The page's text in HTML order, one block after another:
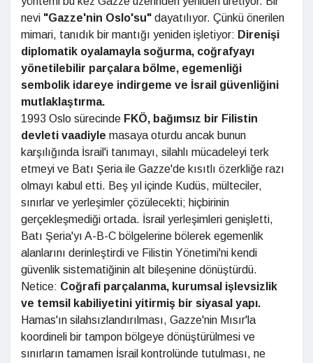
nevi "Gazze'nin Oslo'su" dayatılıyor. Çünkü önerilen
mimari, tanıdık bir mantığı yeniden işletiyor: Direnişi
diplomatik oyalamayla soğurma, coğrafyayı
yönetilebilir parçalara bölme, egemenliği
sembolik idareye indirgeme ve İsrail güvenliğini
mutlaklaştırma.
1993 Oslo sürecinde FKÖ, bağımsız bir Filistin
devleti vaadiyle masaya oturdu ancak bunun
karşılığında İsrail'i tanımayı, silahlı mücadeleyi terk
etmeyi ve Batı Şeria ile Gazze'de kısıtlı özerkliğe razı
olmayı kabul etti. Beş yıl içinde Kudüs, mülteciler,
sınırlar ve yerleşimler çözülecekti; hiçbirinin
gerçekleşmediği ortada. İsrail yerleşimleri genişletti,
Batı Şeria'yı A-B-C bölgelerine bölerek egemenlik
alanlarını derinleştirdi ve Filistin Yönetimi'ni kendi
güvenlik sistematiğinin alt bileşenine dönüştürdü.
Netice: Coğrafi parçalanma, kurumsal işlevsizlik
ve temsil kabiliyetini yitirmiş bir siyasal yapı.
Hamas'ın silahsızlandırılması, Gazze'nin Mısır'la
koordineli bir tampon bölgeye dönüştürülmesi ve
sınırların tamamen İsrail kontrolünde tutulması, ne